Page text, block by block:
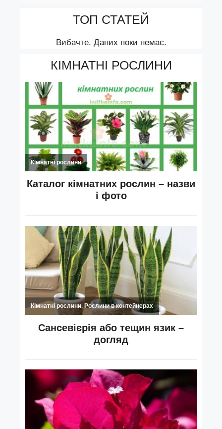
ТОП СТАТЕЙ
Вибачте. Даних поки немає.
КІМНАТНІ РОСЛИНИ